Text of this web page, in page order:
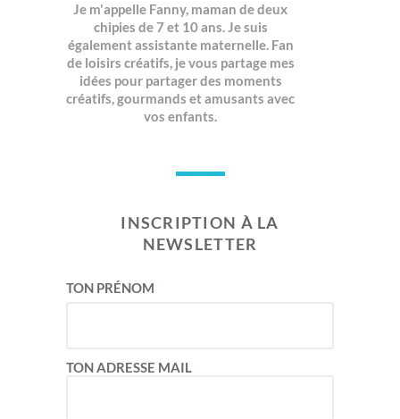
Je m'appelle Fanny, maman de deux
chipies de 7 et 10 ans. Je suis
également assistante maternelle. Fan
de loisirs créatifs, je vous partage mes
idées pour partager des moments
créatifs, gourmands et amusants avec
vos enfants.
INSCRIPTION À LA
NEWSLETTER
TON PRÉNOM
TON ADRESSE MAIL